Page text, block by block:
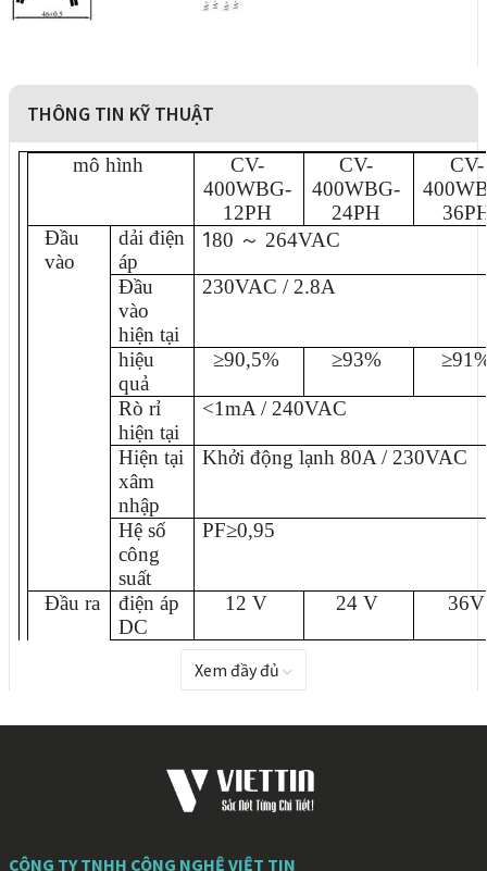
THÔNG TIN KỸ THUẬT
mô hình
CV-
400WBG-
12PH
CV-
400WBG-
24PH
CV-
Đầu
vào
dải điện
áp
180 ～ 264VAC
Đầu
vào
hiện tại
230VAC / 2.8A
hiệu
quả
≥90,5% ≥93%
Rò rỉ
hiện tại
<1mA / 240VAC
Hiện tại
xâm
nhập
Khởi động lạnh 80A / 230VAC
Hệ số
công
suất
PF≥0,95
Đầu ra
điện áp
DC
12 V 24 V 36V
Quyền
399,6W 400,8W
Phạm
vi điều
/
Xem đầy đủ
CÔNG TY TNHH CÔNG NGHỆ VIỆT TIN